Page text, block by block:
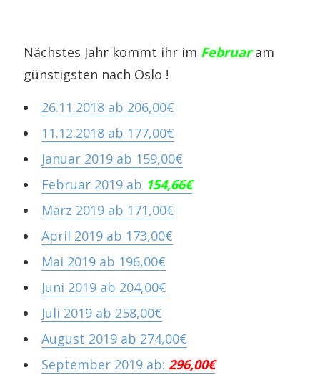
Nächstes Jahr kommt ihr im Februaram
günstigsten nach Oslo !
26.11.2018 ab 206,00€
11.12.2018 ab 177,00€
Januar 2019 ab 159,00€
Februar 2019 ab 154,66€
März 2019 ab 171,00€
April 2019 ab 173,00€
Mai 2019 ab 196,00€
Juni 2019 ab 204,00€
Juli 2019 ab 258,00€
August 2019 ab 274,00€
September 2019 ab:296,00€